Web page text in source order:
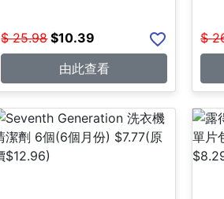
$ 25.98 $10.39
由此查看
$